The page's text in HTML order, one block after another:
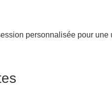
personnalisée pour